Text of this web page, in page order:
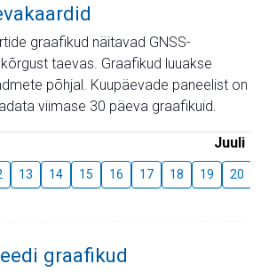
graafikud näitavad GNSS-
taevas. Graafikud luuakse
põhjal. Kuupäevade paneelist on
viimase 30 päeva graafikuid.
Juuli
13 14 15 16 17 18 19 20
graafikud